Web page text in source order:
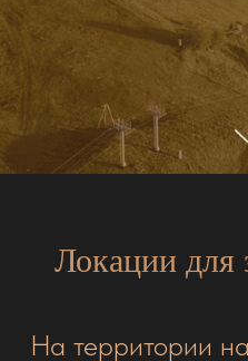
Локации для
На территории